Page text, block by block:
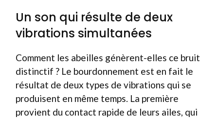
Un son qui résulte de deux
vibrations simultanées
Comment les abeilles génèrent-elles ce bruit
distinctif ? Le bourdonnement est en fait le
résultat de deux types de vibrations qui se
produisent en même temps. La première
provient du contact rapide de leurs ailes, qui